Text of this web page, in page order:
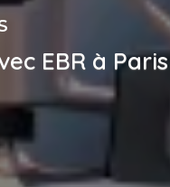
EBR à Paris